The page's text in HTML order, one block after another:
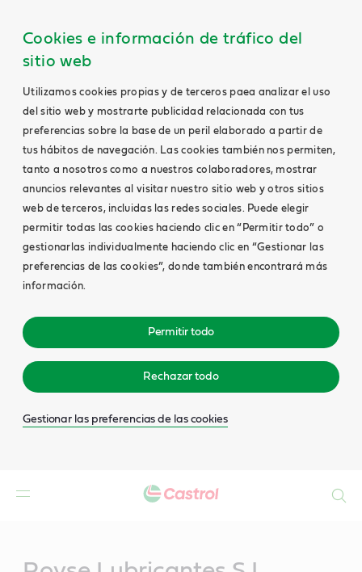
Cookies e información de tráfico del
sitio web
Utilizamos cookies propias y de terceros paea analizar el uso
del sitio web y mostrarte publicidad relacionada con tus
preferencias sobre la base de un peril elaborado a partir de
tus hábitos de navegación. Las cookies también nos permiten,
tanto a nosotros como a nuestros colaboradores, mostrar
anuncios relevantes al visitar nuestro sitio web y otros sitios
web de terceros, incluidas las redes sociales. Puede elegir
permitir todas las cookies haciendo clic en “Permitir todo” o
gestionarlas individualmente haciendo clic en “Gestionar las
preferencias de las cookies”, donde también encontrará más
información.
Permitir todo
Rechazar todo
Gestionar las preferencias de las cookies